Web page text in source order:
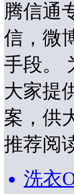
腾信通
信，微
手段。
大家提
案，供
推荐阅
洗衣